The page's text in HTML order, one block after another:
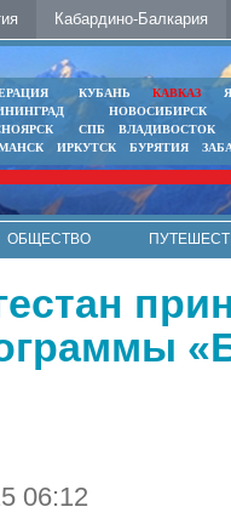
Кабардино-Балкария
КУБАНЬ КАВКАЗ
НОВОСИБИРСК
СПБ
ВЛАДИВОСТОК
ИРКУТСК БУРЯТИЯ
ОБЩЕСТВО
06:12